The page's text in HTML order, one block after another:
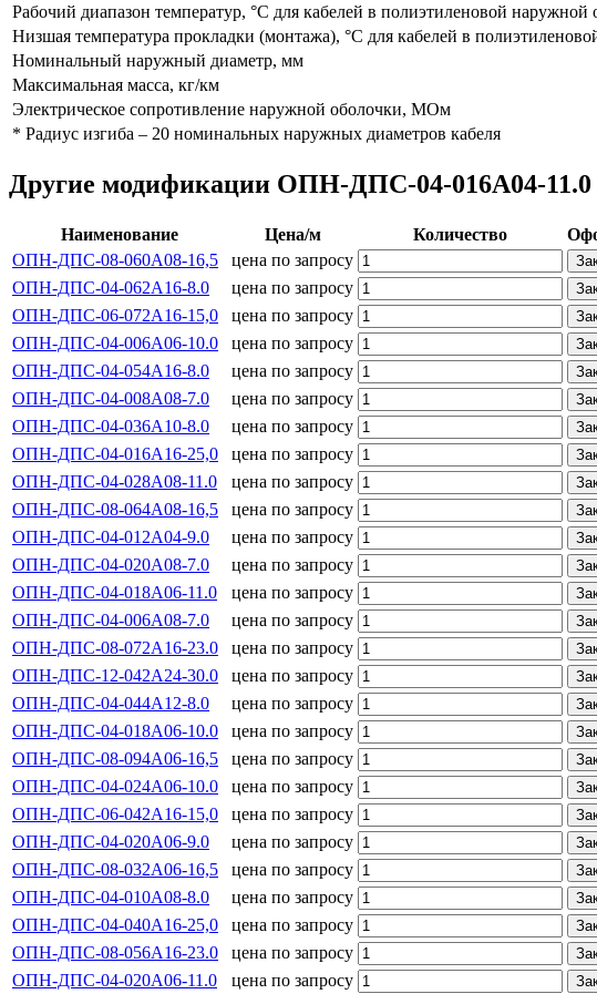
Рабочий диапазон температур, °С для кабелей в полиэтиленовой
Низшая температура прокладки (монтажа), °С для кабелей в
Номинальный наружный диаметр, мм
Максимальная масса, кг/км
Электрическое сопротивление наружной оболочки, МОм
* Радиус изгиба – 20 номинальных наружных диаметров кабеля
Другие модификации ОПН-ДПС-04-016А04-11.0
Наименование Цена/м Количество
ОПН-ДПС-08-060А08-16,5
цена по запросу
ОПН-ДПС-04-062А16-8.0 цена по запросу
ОПН-ДПС-06-072А16-15,0 цена по запросу
ОПН-ДПС-04-006А06-10.0 цена по запросу
ОПН-ДПС-04-054А16-8.0 цена по запросу
ОПН-ДПС-04-008А08-7.0 цена по запросу
ОПН-ДПС-04-036А10-8.0 цена по запросу
ОПН-ДПС-04-016А16-25,0 цена по запросу
ОПН-ДПС-04-028А08-11.0 цена по запросу
ОПН-ДПС-08-064А08-16,5 цена по запросу
ОПН-ДПС-04-012А04-9.0 цена по запросу
ОПН-ДПС-04-020А08-7.0 цена по запросу
ОПН-ДПС-04-018А06-11.0 цена по запросу
ОПН-ДПС-04-006А08-7.0 цена по запросу
ОПН-ДПС-08-072А16-23.0 цена по запросу
ОПН-ДПС-12-042А24-30.0 цена по запросу
ОПН-ДПС-04-044А12-8.0 цена по запросу
ОПН-ДПС-04-018А06-10.0 цена по запросу
ОПН-ДПС-08-094А06-16,5 цена по запросу
ОПН-ДПС-04-024А06-10.0 цена по запросу
ОПН-ДПС-06-042А16-15,0 цена по запросу
ОПН-ДПС-04-020А06-9.0 цена по запросу
ОПН-ДПС-08-032А06-16,5 цена по запросу
ОПН-ДПС-04-010А08-8.0 цена по запросу
ОПН-ДПС-04-040А16-25,0 цена по запросу
ОПН-ДПС-08-056А16-23.0 цена по запросу
ОПН-ДПС-04-020А06-11.0 цена по запросу